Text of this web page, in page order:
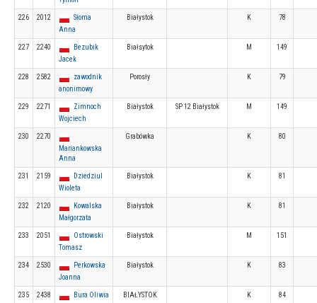
226 2012
Słoma
Anna
Białystok K 78
227 2240
Bezubik
Jacek
Białsytok M 149
228 2582
zawodnik
anonimowy
Porosły K 79
229 2271
Zimnoch
Wojciech
Białystok SP 12 Białystok M 149
230
2270
Mariankowska
Anna
Grabówka K 80
231 2159
Dziedziul
Wioleta
Białystok K 81
232 2120
Kowalska
Małgorzata
Białystok K 81
233 2051
Ostrowski
Tomasz
Białystok M 151
234 2530
Perkowska
Joanna
Białystok K 83
235 2438 Bura Oliwia BIAŁYSTOK K 84